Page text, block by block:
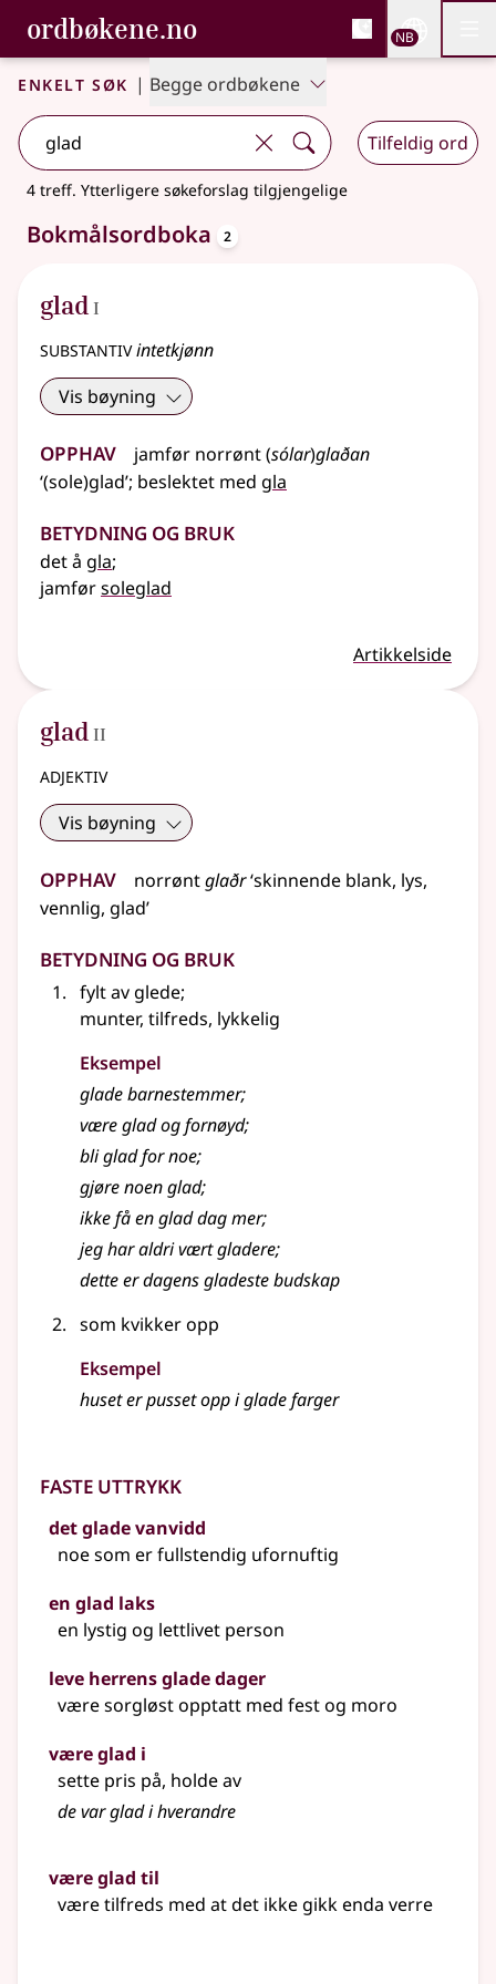
Gå til hovedinnhold
Tilgjengelighet
ordbøkene.no, Bokmålsordboka og
Bokmålsordboka og Nynorskordboka
NB
Enkelt søk | Begge ordbøkene
Tilfeldig ord
4 treff. Ytterligere søkeforslag tilgjengelige
Bokmålsordboka 2
glad 1
I
substantivintetkjønn
Vis bøyning
Opphav jamfør norrønt(sólar)glaðan
‘(sole)glad’; beslektet med gla
Betydning og bruk
det å gla;
jamførsoleglad
Artikkelside
glad 2
II
adjektiv
Vis bøyning
Opphav norrøntglaðr‘skinnende blank, lys,
vennlig, glad’
Betydning og bruk
fylt av glede;
munter, tilfreds, lykkelig
Eksempel
gladebarnestemmer;
væregladog fornøyd;
bligladfor noe;
gjøre noenglad;
ikke få engladdag mer;
jeg har aldri vært gladere;
dette er dagens gladeste budskap
som kvikker opp
Eksempel
huset er pusset opp i glade farger
Faste uttrykk
det glade vanvidd
noe som er fullstendig ufornuftig
en glad laks
en lystig og lettlivet person
leve herrens glade dager
være sorgløst opptatt med fest og moro
være glad i
sette pris på, holde av
de vargladi hverandre
være glad til
være tilfreds med at det ikke gikk enda verre